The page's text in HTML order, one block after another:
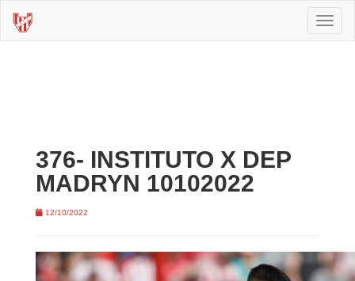
376- INSTITUTO X DEP
MADRYN 10102022
12/10/2022